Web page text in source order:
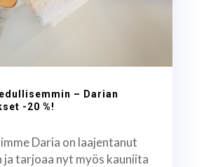
– Darian
-20 %!
Daria on laajentanut
ja tarjoaa nyt myös kauniita